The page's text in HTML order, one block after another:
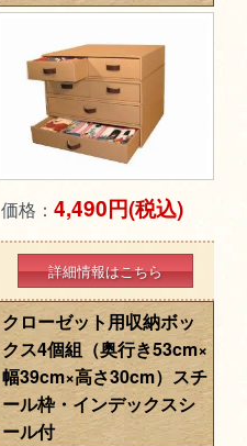
価格： 4,490円(税込)
詳細情報はこちら
クローゼット用収納ボッ
クス4個組（奥行き53cm×
幅39cm×高さ30cm）スチ
ール枠・インデックスシ
ール付